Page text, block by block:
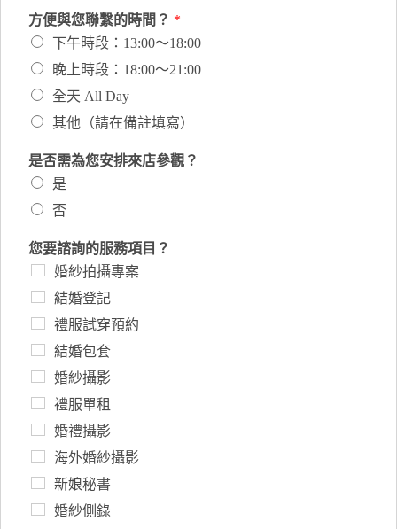
方便與您聯繫的時間？ *
下午時段：13:00～18:00
晚上時段：18:00～21:00
全天 All Day
其他（請在備註填寫）
是否需為您安排來店參觀？
是
否
您要諮詢的服務項目？
婚紗拍攝專案
結婚登記
禮服試穿預約
結婚包套
婚紗攝影
禮服單租
婚禮攝影
海外婚紗攝影
新娘秘書
婚紗側錄